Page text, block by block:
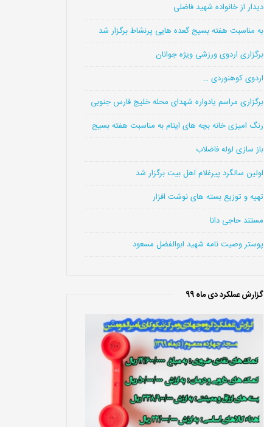
دیدار از خانواده شهید فاضلی
به مناسبت هفته بسیج گعده هایی پرنشاط برگزار شد
برگزاری اردوی ورزشی ویژه جوانان
اردوی کوهنوردی …
برگزاری مراسم یادواره شهدای محله خلیج فارس جنوبی
رنگ امیزی خانه بچه های ایتام به مناسبت هفته بسیج
باز سازی لوله فاضلاب
اولین سالگرد پیرغلام اهل بیت برگزار شد
تهیه و توزیع بسته های نوشت افزار
مستند حاجی دانا
پوستر وصیت نامه شهید ابوالفضل مسعود
گزارش عملکرد دی ماه 99